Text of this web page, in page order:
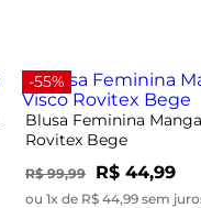
-55%
Blusa Feminina
Rovitex Bege
R$ 99,99 R$ 44,99
ou 1x de R$ 44,99 sem